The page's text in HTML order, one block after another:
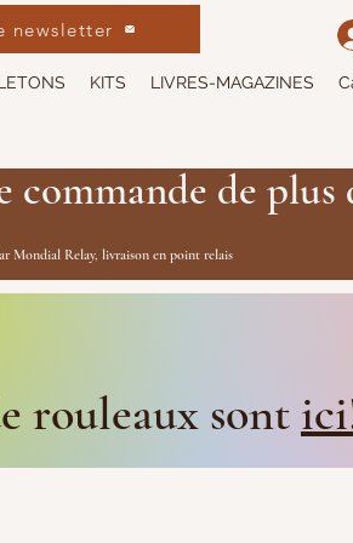
KITS LIVRES-MAGAZINES
newsletter
de plus
Mondial Relay, livraison en point relais
rouleaux sont